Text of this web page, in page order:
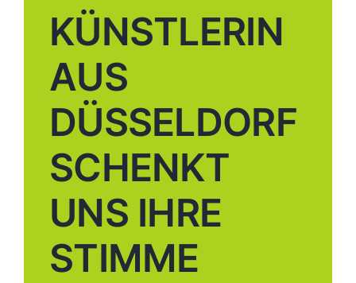
KÜNSTLERIN
AUS
DÜSSELDORF
SCHENKT
UNS IHRE
STIMME